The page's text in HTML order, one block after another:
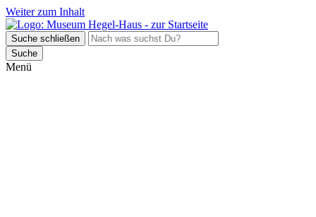
Weiter zum Inhalt
Suche schließen
Suche
Menü